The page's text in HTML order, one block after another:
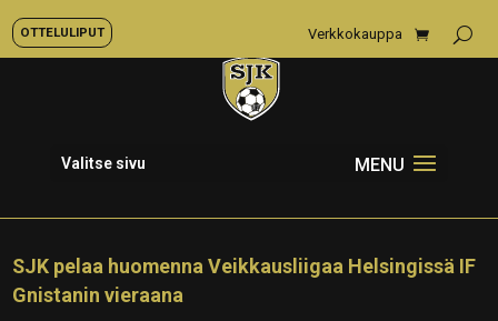
OTTELULIPUT Verkkokauppa
Valitse sivu
SJK pelaa huomenna Veikkausliigaa Helsingissä IF
Gnistanin vieraana